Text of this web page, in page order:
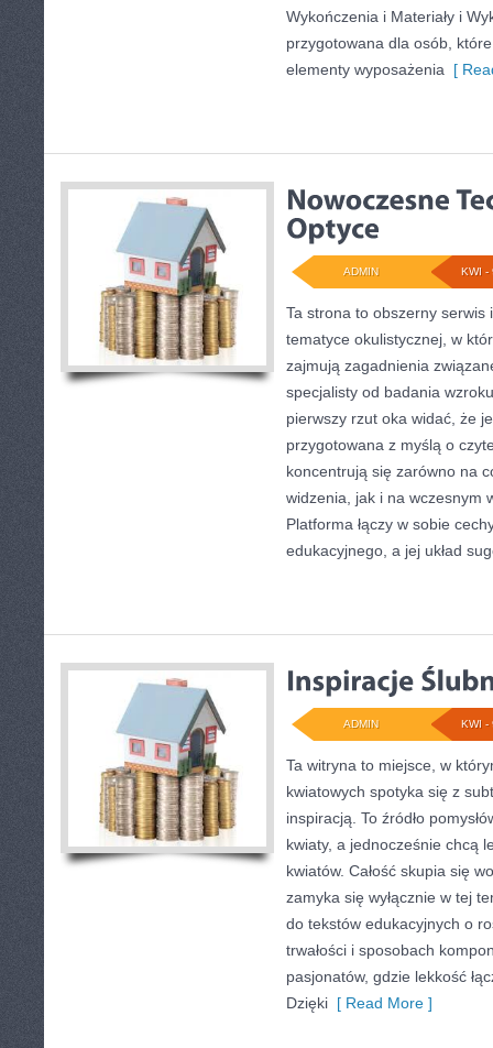
Wykończenia i Materiały i
przygotowana dla osób,
elementy wyposażenia [
KWI -
ADMIN
Ta strona to obszerny serwis
tematyce okulistycznej, w
zajmują zagadnienia
specjalisty od badania
pierwszy rzut oka widać, że
przygotowana z myślą o
koncentrują się zarówno na
widzenia, jak i na wczesnym
Platforma łączy w sobie
edukacyjnego, a jej układ
KWI -
ADMIN
Ta witryna to miejsce, w
kwiatowych spotyka się z
inspiracją. To źródło
kwiaty, a jednocześnie chcą
kwiatów. Całość skupia się
zamyka się wyłącznie w tej
do tekstów edukacyjnych o
trwałości i sposobach
pasjonatów, gdzie lekkość
Dzięki [ Read More ]